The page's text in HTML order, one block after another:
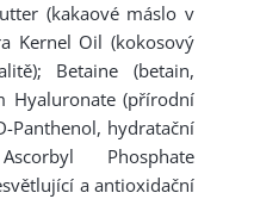
(kakaové máslo v
Kernel Oil (kokosový
Betaine (betain,
Hyaluronate (přírodní
Panthenol, hydratační
Phosphate
a antioxidační